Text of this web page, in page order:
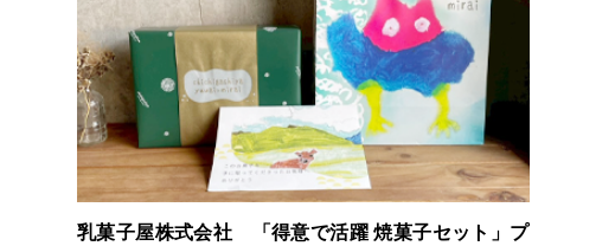
乳菓子屋株式会社 「得意で活躍 焼菓子セット」プ